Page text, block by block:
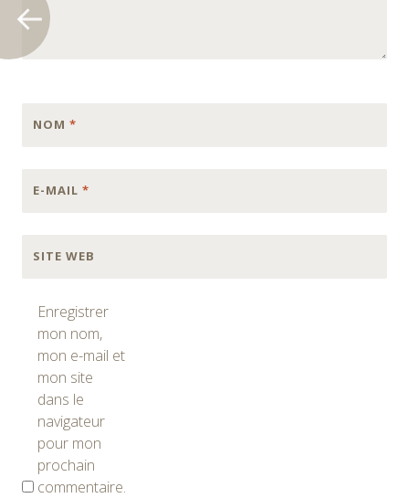
NOM *
E-MAIL *
SITE WEB
Enregistrer
mon nom,
mon e-mail et
mon site
dans le
navigateur
pour mon
prochain
commentaire.